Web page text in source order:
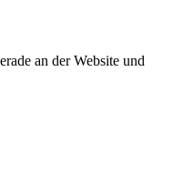
an der Website und